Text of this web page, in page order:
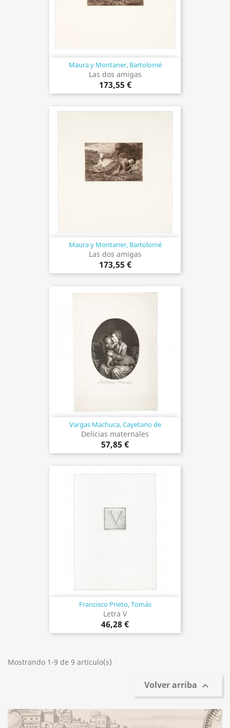
Maura y Montaner, Bartolomé
Las dos amigas
173,55 €
Maura y Montaner, Bartolomé
Las dos amigas
173,55 €
Vargas Machuca, Cayetano de
Delicias maternales
57,85 €
Francisco Prieto, Tomás
Letra V
46,28 €
Mostrando 1-9 de 9 artículo(s)
Volver arriba 